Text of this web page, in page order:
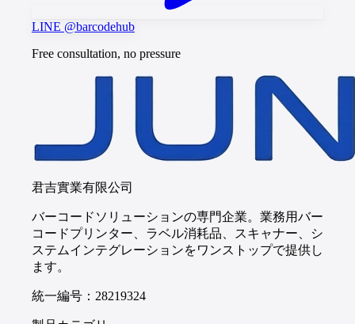
LINE @barcodehub
Free consultation, no pressure
君吉實業有限公司
バーコードソリューションの専門企業。業務用バー
コードプリンター、ラベル消耗品、スキャナー、シ
ステムインテグレーションをワンストップで提供し
ます。
統一編号：28219324